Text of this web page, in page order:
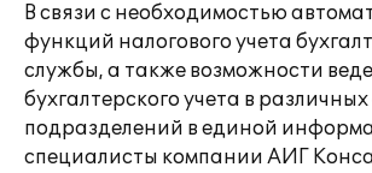
В связи с необходимостью
функций налогового учета
службы, а также возможности
бухгалтерского учета в
подразделений в единой
специалисты компании АИГ